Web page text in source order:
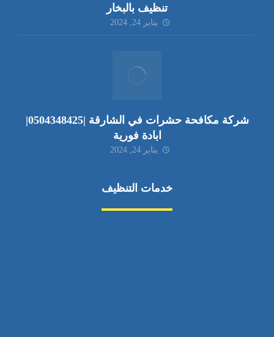
تنظيف بالبخار
يناير 24, 2024
شركة مكافحة حشرات في الشارقة |0504348425|
ابادة فورية
يناير 24, 2024
خدمات التنظيف